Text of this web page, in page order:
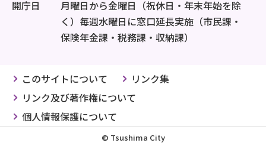
開庁日
月曜日から金曜日（祝休日・年末年始を除
く）毎週水曜日に窓口延長実施（市民課・
保険年金課・税務課・収納課）
このサイトについて
リンク集
リンク及び著作権について
個人情報保護について
© Tsushima City